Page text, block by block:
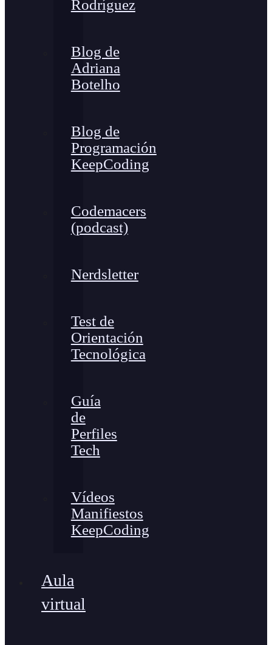
Rodríguez
Blog de
Adriana
Botelho
Blog de
Programación
KeepCoding
Codemacers
(podcast)
Nerdsletter
Test de
Orientación
Tecnológica
Guía
de
Perfiles
Tech
Vídeos
Manifiestos
KeepCoding
Aula
virtual